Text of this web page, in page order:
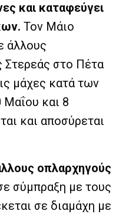
και καταφεύγει
Τον Μάιο
άλλους
Στερεάς στο Πέτα
μάχες κατά των
και 8
και αποσύρεται
οπλαρχηγούς
σύμπραξη με τους
σε διαμάχη με